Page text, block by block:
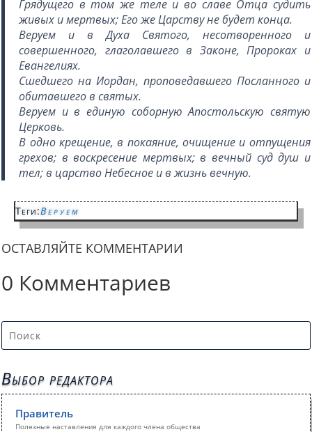
Грядущего в том же теле и во славе Отца судить
живых и мертвых; Его же Царству не будет конца.
Веруем и в Духа Святого, несотворенного и
совершенного, глаголавшего в Законе, Пророках и
Евангелиях.
Сшедшего на Иордан, проповедавшего Посланного и
обитавшего в святых.
Веруем и в единую соборную Апостольскую святую
Церковь.
В одно крещение, в покаяние, очищение и отпущения
грехов; в воскресение мертвых; в вечный суд душ и
тел; в царство Небесное и в жизнь вечную.
Теги:Веруем
ОСТАВЛЯЙТЕ КОММЕНТАРИИ
0 Комментариев
Выбор редактора
Правитель
Полезные наставления для каждого члена общества